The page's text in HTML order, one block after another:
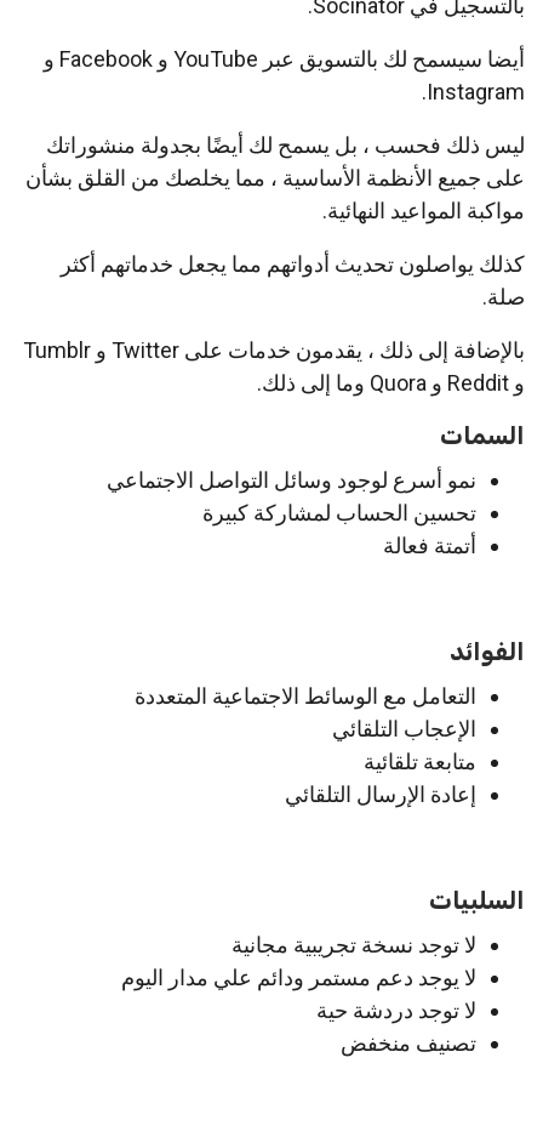
بالتسجيل في Socinator.
أيضا سيسمح لك بالتسويق عبر YouTube و Facebook و
Instagram.
ليس ذلك فحسب ، بل يسمح لك أيضًا بجدولة منشوراتك
على جميع الأنظمة الأساسية ، مما يخلصك من القلق بشأن
مواكبة المواعيد النهائية.
كذلك يواصلون تحديث أدواتهم مما يجعل خدماتهم أكثر
صلة.
بالإضافة إلى ذلك ، يقدمون خدمات على Twitter و Tumblr
و Reddit و Quora وما إلى ذلك.
السمات
نمو أسرع لوجود وسائل التواصل الاجتماعي
تحسين الحساب لمشاركة كبيرة
أتمتة فعالة
الفوائد
التعامل مع الوسائط الاجتماعية المتعددة
الإعجاب التلقائي
متابعة تلقائية
إعادة الإرسال التلقائي
السلبيات
لا توجد نسخة تجريبية مجانية
لا يوجد دعم مستمر ودائم علي مدار اليوم
لا توجد دردشة حية
تصنيف منخفض